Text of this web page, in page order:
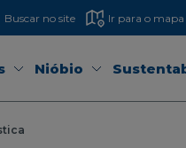
Buscar no site Ir para o mapa
Nióbio